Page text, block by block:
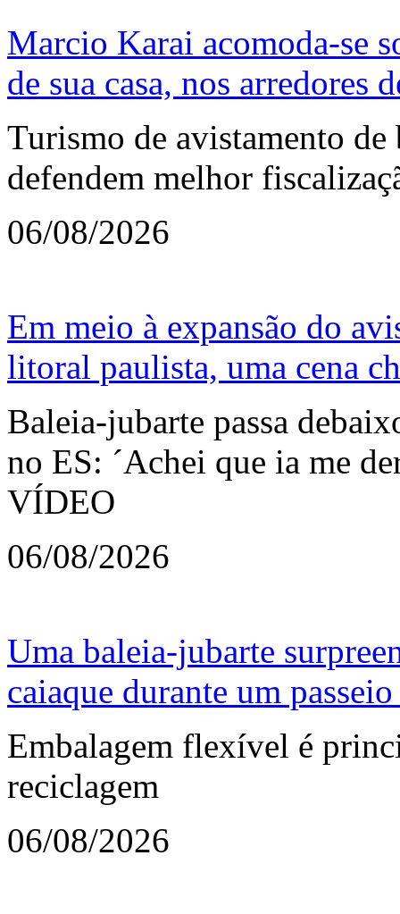
Marcio Karai acomoda-se
de sua casa, nos arredores
Turismo de avistamento de
defendem melhor
06/08/2026
Em meio à expansão do
litoral paulista, uma cena
Baleia-jubarte passa
no ES: ´Achei que ia me
VÍDEO
06/08/2026
Uma baleia-jubarte
caiaque durante um
Embalagem flexível é
reciclagem
06/08/2026